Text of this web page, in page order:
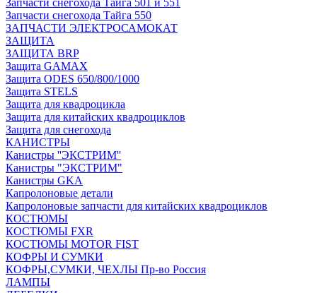
Запчасти снегохода Тайга 501 и 551
Запчасти снегохода Тайга 550
ЗАПЧАСТИ ЭЛЕКТРОСАМОКАТ
ЗАЩИТА
ЗАЩИТА BRP
Защита GAMAX
Защита ODES 650/800/1000
Защита STELS
Защита для квадроцикла
Защита для китайских квадроциклов
Защита для снегохода
КАНИСТРЫ
Канистры ''ЭКСТРИМ''
Канистры "ЭКСТРИМ"
Канистры GKA
Капролоновые детали
Капролоновые запчасти для китайских квадроциклов
КОСТЮМЫ
КОСТЮМЫ FXR
КОСТЮМЫ MOTOR FIST
КОФРЫ И СУМКИ
КОФРЫ,СУМКИ, ЧЕХЛЫ Пр-во Россия
ЛАМПЫ